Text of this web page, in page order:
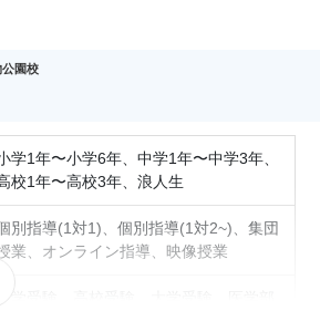
園校
学1年〜小学6年、中学1年〜中学3年、
校1年〜高校3年、浪人生
別指導(1対1)、個別指導(1対2~)、集団
業、オンライン指導、映像授業